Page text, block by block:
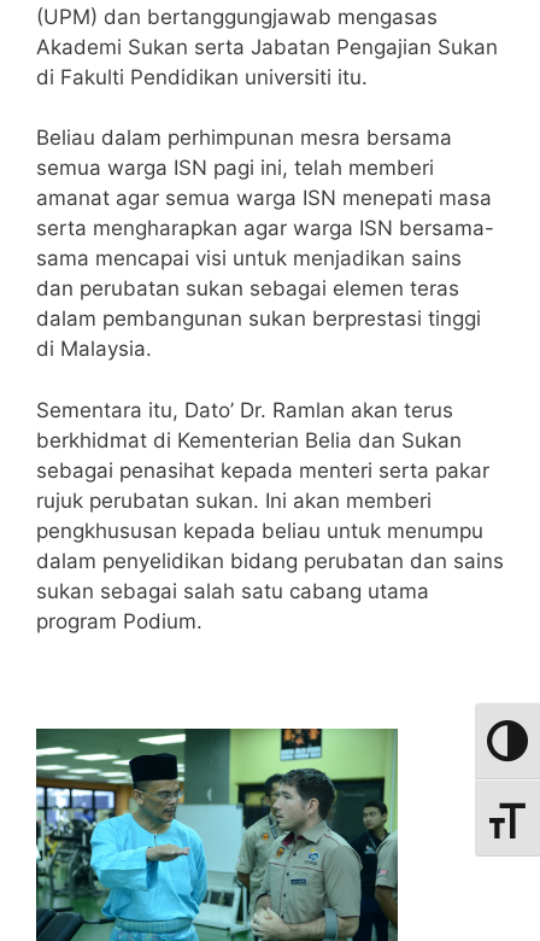
(UPM) dan bertanggungjawab mengasas
Akademi Sukan serta Jabatan Pengajian Sukan
di Fakulti Pendidikan universiti itu.
Beliau dalam perhimpunan mesra bersama
semua warga ISN pagi ini, telah memberi
amanat agar semua warga ISN menepati masa
serta mengharapkan agar warga ISN bersama-
sama mencapai visi untuk menjadikan sains
dan perubatan sukan sebagai elemen teras
dalam pembangunan sukan berprestasi tinggi
di Malaysia.
Sementara itu, Dato’ Dr. Ramlan akan terus
berkhidmat di Kementerian Belia dan Sukan
sebagai penasihat kepada menteri serta pakar
rujuk perubatan sukan. Ini akan memberi
pengkhususan kepada beliau untuk menumpu
dalam penyelidikan bidang perubatan dan sains
sukan sebagai salah satu cabang utama
program Podium.